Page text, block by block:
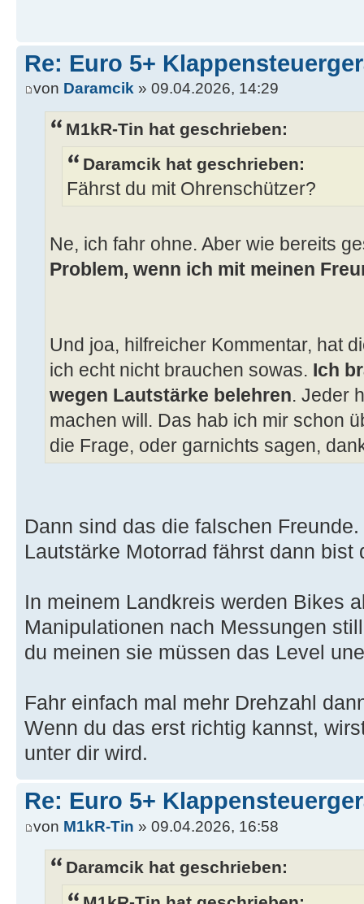
Re: Euro 5+
von Daramcik » 09.04.2026, 14:29
M1kR-Tin hat geschrieben:
Daramcik hat geschrieben:
Fährst du mit Ohrenschützer?
Ne, ich fahr ohne. Aber wie bereits
Problem, wenn ich mit meinen
Und joa, hilfreicher Kommentar, hat
ich echt nicht brauchen sowas. Ich
wegen Lautstärke belehren. Jeder
machen will. Das hab ich mir schon
die Frage, oder garnichts sagen,
Dann sind das die falschen
Lautstärke Motorrad fährst dann bist
In meinem Landkreis werden Bikes
Manipulationen nach Messungen
du meinen sie müssen das Level
Fahr einfach mal mehr Drehzahl
Wenn du das erst richtig kannst,
unter dir wird.
Re: Euro 5+
von M1kR-Tin » 09.04.2026, 16:58
Daramcik hat geschrieben: